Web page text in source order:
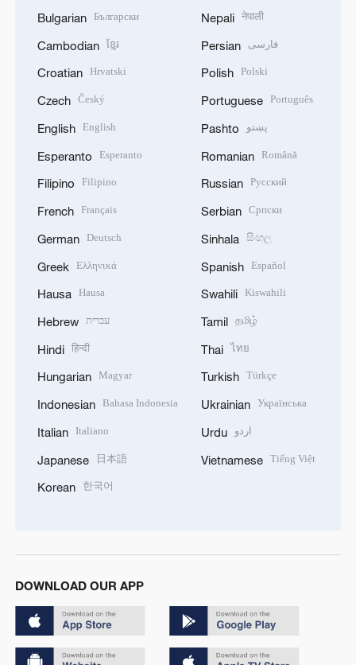
Bulgarian Български
Cambodian ខ្មែរ
Croatian Hrvatski
Czech Český
English English
Esperanto Esperanto
Filipino Filipino
French Français
German Deutsch
Greek Ελληνικά
Hausa Hausa
Hebrew עברית
Hindi हिन्दी
Hungarian Magyar
Indonesian Bahasa Indonesia
Italian Italiano
Japanese 日本語
Korean 한국어
Nepali नेपाली
Persian فارسی
Polish Polski
Portuguese Português
Pashto پښتو
Romanian Română
Russian Русский
Serbian Српски
Sinhala සිංහල
Spanish Español
Swahili Kiswahili
Tamil தமிழ்
Thai ไทย
Turkish Türkçe
Ukrainian Українська
Urdu اردو
Vietnamese Tiếng Việt
DOWNLOAD OUR APP